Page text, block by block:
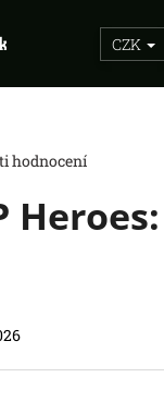
CZK
hodnocení